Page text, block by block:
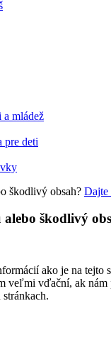
a mládež
pre deti
škodlivý obsah? Dajte
škodlivý
ako je na tejto
veľmi vďační, ak nám